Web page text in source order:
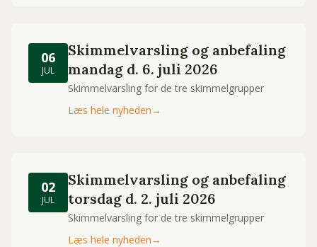
06
JUL
Skimmelvarsling og anbefaling
mandag d. 6. juli 2026
Skimmelvarsling for de tre skimmelgrupper
Læs hele nyheden→
02
JUL
Skimmelvarsling og anbefaling
torsdag d. 2. juli 2026
Skimmelvarsling for de tre skimmelgrupper
Læs hele nyheden→